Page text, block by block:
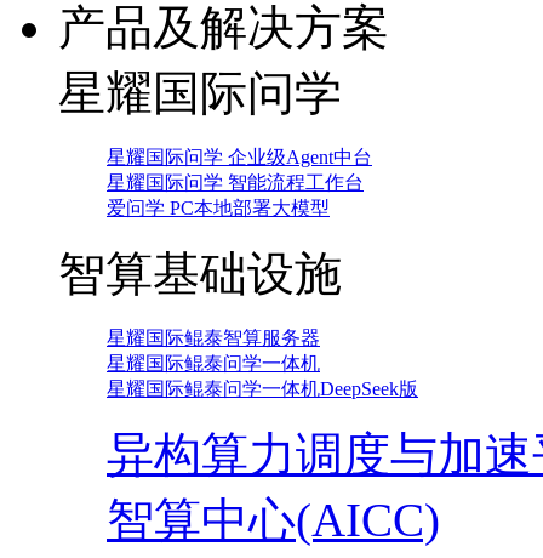
产品及解决方案
星耀国际问学
星耀国际问学 企业级Agent中台
星耀国际问学 智能流程工作台
爱问学 PC本地部署大模型
智算基础设施
星耀国际鲲泰智算服务器
星耀国际鲲泰问学一体机
星耀国际鲲泰问学一体机DeepSeek版
异构算力调度与加
智算中心(AICC)